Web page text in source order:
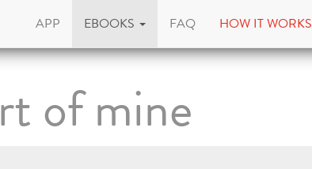
APP EBOOKS FAQ HOW IT WORKS
of mine